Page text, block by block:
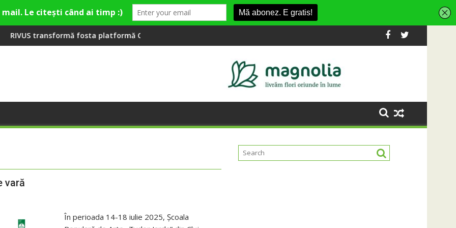
Carbochim într-un nou centru cultural și de divertisment din Cluj-Napoca
Când luna devine o întrebare SportinCluj: Cine este fotbalistul cu
vară
În perioada 14-18 iulie 2025, Școala